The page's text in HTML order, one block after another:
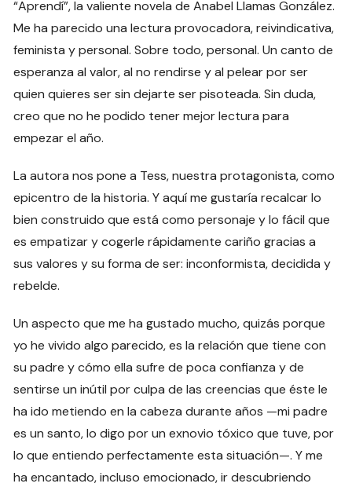
“Aprendí”, la valiente novela de Anabel Llamas González.
Me ha parecido una lectura provocadora, reivindicativa,
feminista y personal. Sobre todo, personal. Un canto de
esperanza al valor, al no rendirse y al pelear por ser
quien quieres ser sin dejarte ser pisoteada. Sin duda,
creo que no he podido tener mejor lectura para
empezar el año.
La autora nos pone a Tess, nuestra protagonista, como
epicentro de la historia. Y aquí me gustaría recalcar lo
bien construido que está como personaje y lo fácil que
es empatizar y cogerle rápidamente cariño gracias a
sus valores y su forma de ser: inconformista, decidida y
rebelde.
Un aspecto que me ha gustado mucho, quizás porque
yo he vivido algo parecido, es la relación que tiene con
su padre y cómo ella sufre de poca confianza y de
sentirse un inútil por culpa de las creencias que éste le
ha ido metiendo en la cabeza durante años —mi padre
es un santo, lo digo por un exnovio tóxico que tuve, por
lo que entiendo perfectamente esta situación—. Y me
ha encantado, incluso emocionado, ir descubriendo